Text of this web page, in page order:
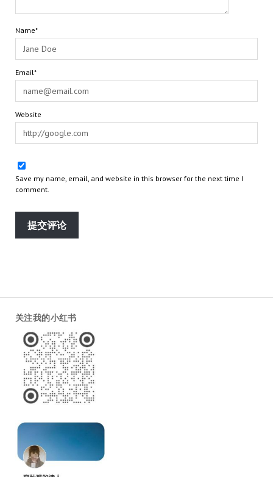
Name*
Email*
Website
Save my name, email, and website in this browser for the next time I
comment.
关注我的小红书